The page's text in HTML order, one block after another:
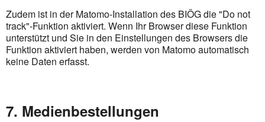
Zudem ist in der Matomo-Installation des BIÖG die "Do not
track"-Funktion aktiviert. Wenn Ihr Browser diese Funktion
unterstützt und Sie in den Einstellungen des Browsers die
Funktion aktiviert haben, werden von Matomo automatisch
keine Daten erfasst.
7. Medienbestellungen